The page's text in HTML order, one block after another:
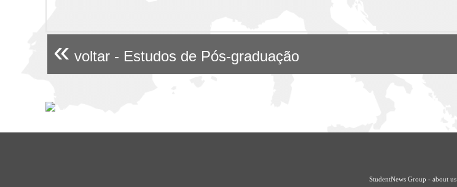
« voltar - Estudos de Pós-graduação
StudentNews Group - about us